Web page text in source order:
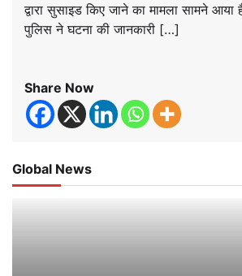
द्वारा सुसाइड किए जाने का मामला सामने
पुलिस ने घटना की जानकारी […]
Share Now
Global News